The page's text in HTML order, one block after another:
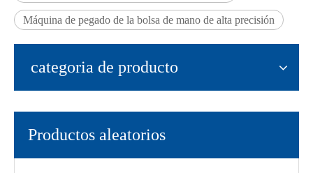
Máquina de pegado de la bolsa de mano de alta precisión
categoria de producto
Productos aleatorios